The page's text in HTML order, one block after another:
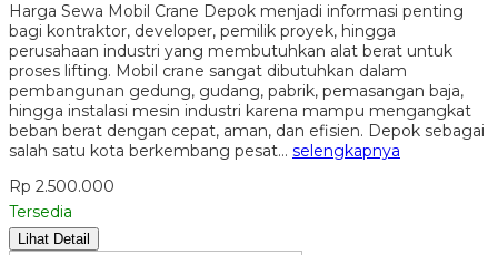
Harga Sewa Mobil Crane Depok menjadi informasi penting
bagi kontraktor, developer, pemilik proyek, hingga
perusahaan industri yang membutuhkan alat berat untuk
proses lifting. Mobil crane sangat dibutuhkan dalam
pembangunan gedung, gudang, pabrik, pemasangan baja,
hingga instalasi mesin industri karena mampu mengangkat
beban berat dengan cepat, aman, dan efisien. Depok sebagai
salah satu kota berkembang pesat… selengkapnya
Rp 2.500.000
Tersedia
Lihat Detail